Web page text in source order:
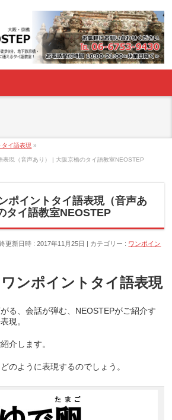
タイ語表現 »
表現（音声あり） | 大阪京橋のタイ語教室NEOSTEP
ポイントタイ語表現（音声あ
タイ語教室NEOSTEP
更新日時 : 2017年11月25日 カテゴリー : ワンポイン
ワンポイントタイ語表現
る、会話が弾む、NEOSTEPがご紹介す
現。
介します。
のように表現するのでしょう。